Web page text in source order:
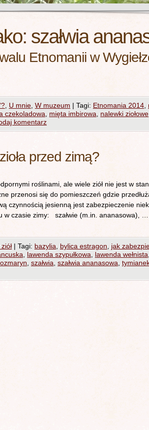
szałwia
Etnomanii w
U mnie W muzeum | Tagi: Etnomania 2014
czekoladowa mięta imbirowa nalewki ziołowe
komentarz
przed zimą?
roślinami, ale wiele ziół nie jest w
przenosi się do pomieszczeń gdzie
czynnością jesienną jest zabezpieczenie
w czasie zimy: szałwie (m.in. ananasowa), …
| Tagi: bazylia bylica estragon jak
lawenda szypułkowa lawenda wełnista
szałwia szałwia ananasowa